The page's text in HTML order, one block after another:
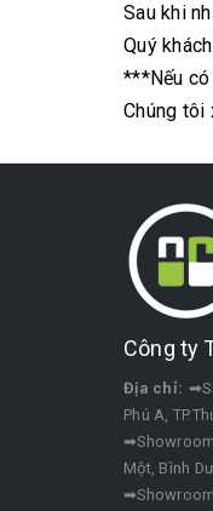
Sau khi
Quý
***Nếu
Chúng tôi
Công ty
Địa chỉ:
Phú A,
➡Showroom
Một, Bình
➡Showroom